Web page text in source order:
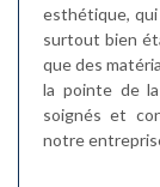
esthétique,
surtout bien
que des
la pointe de
soignés et
notre